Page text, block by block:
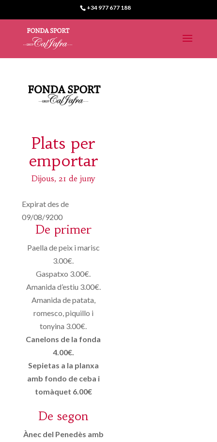
+34 977 677 188
Plats per
emportar
Dijous, 21 de juny
Expirat des de
09/08/9200
De primer
Paella de peix i marisc
3.00€.
Gaspatxo 3.00€.
Amanida d’estiu 3.00€.
Amanida de patata,
romesco, piquillo i
tonyina 3.00€.
Canelons de la fonda
4.00€.
Sepietas a la planxa
amb fondo de ceba i
tomàquet 6.00€
De segon
Ànec del Penedès amb